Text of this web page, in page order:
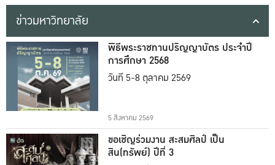
ข่าวมหาวิทยาลัย
พิธีพระราชทานปริญญาบัตร ประจำปี
การศึกษา 2568
วันที่ 5-8 ตุลาคม 2569
5 สิงหาคม 2569
ขอเชิญร่วมงาน สะสมศิลป์ เป็น
สิน(ทรัพย์) ปีที่ 3